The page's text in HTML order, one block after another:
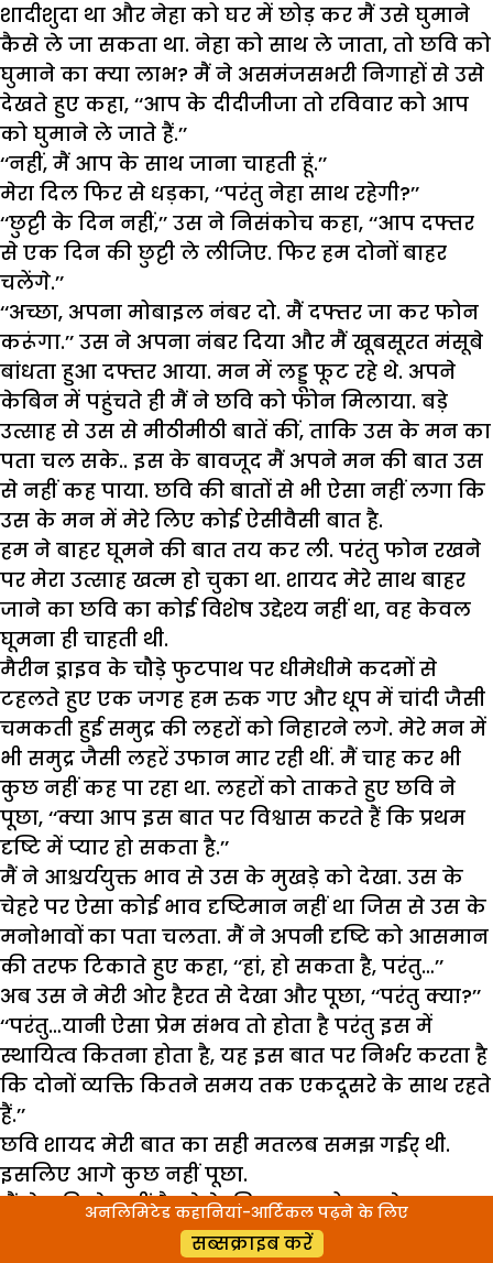
शादीशुदा था और नेहा को घर में छोड़ कर मैं उसे घुमाने
कैसे ले जा सकता था. नेहा को साथ ले जाता, तो छवि को
घुमाने का क्या लाभ? मैं ने असमंजसभरी निगाहों से उसे
देखते हुए कहा, ‘‘आप के दीदीजीजा तो रविवार को आप
को घुमाने ले जाते हैं.’’
‘‘नहीं, मैं आप के साथ जाना चाहती हूं.’’
मेरा दिल फिर से धड़का, ‘‘परंतु नेहा साथ रहेगी?’’
‘‘छुट्टी के दिन नहीं,’’ उस ने निसंकोच कहा, ‘‘आप दफ्तर
से एक दिन की छुट्टी ले लीजिए. फिर हम दोनों बाहर
चलेंगे.’’
‘‘अच्छा, अपना मोबाइल नंबर दो. मैं दफ्तर जा कर फोन
करूंगा.’’ उस ने अपना नंबर दिया और मैं खूबसूरत मंसूबे
बांधता हुआ दफ्तर आया. मन में लड्डू फूट रहे थे. अपने
केबिन में पहुंचते ही मैं ने छवि को फोन मिलाया. बड़े
उत्साह से उस से मीठीमीठी बातें कीं, ताकि उस के मन का
पता चल सके.. इस के बावजूद मैं अपने मन की बात उस
से नहीं कह पाया. छवि की बातों से भी ऐसा नहीं लगा कि
उस के मन में मेरे लिए कोई ऐसीवैसी बात है.
हम ने बाहर घूमने की बात तय कर ली. परंतु फोन रखने
पर मेरा उत्साह खत्म हो चुका था. शायद मेरे साथ बाहर
जाने का छवि का कोई विशेष उद्देश्य नहीं था, वह केवल
घूमना ही चाहती थी.
मैरीन ड्राइव के चौड़े फुटपाथ पर धीमेधीमे कदमों से
टहलते हुए एक जगह हम रुक गए और धूप में चांदी जैसी
चमकती हुई समुद्र की लहरों को निहारने लगे. मेरे मन में
भी समुद्र जैसी लहरें उफान मार रही थीं. मैं चाह कर भी
कुछ नहीं कह पा रहा था. लहरों को ताकते हुए छवि ने
पूछा, ‘‘क्या आप इस बात पर विश्वास करते हैं कि प्रथम
दृष्टि में प्यार हो सकता है.’’
मैं ने आश्चर्ययुक्त भाव से उस के मुखड़े को देखा. उस के
चेहरे पर ऐसा कोई भाव दृष्टिमान नहीं था जिस से उस के
मनोभावों का पता चलता. मैं ने अपनी दृष्टि को आसमान
की तरफ टिकाते हुए कहा, ‘‘हां, हो सकता है, परंतु…’’
अब उस ने मेरी ओर हैरत से देखा और पूछा, ‘‘परंतु क्या?’’
‘‘परंतु…यानी ऐसा प्रेम संभव तो होता है परंतु इस में
स्थायित्व कितना होता है, यह इस बात पर निर्भर करता है
कि दोनों व्यक्ति कितने समय तक एकदूसरे के साथ रहते
हैं.’’
छवि शायद मेरी बात का सही मतलब समझ गईर् थी.
इसलिए आगे कुछ नहीं पूछा.
मैं ने छवि से कहीं बैठने के लिए कहा तो उस ने मना कर
दिया. फिर हम टहलते हुए तारापुर एक्वेरियम तक गए. मैं
अनलिमिटेड कहानियां-आर्टिकल पढ़ने के लिए
सब्सक्राइब करें